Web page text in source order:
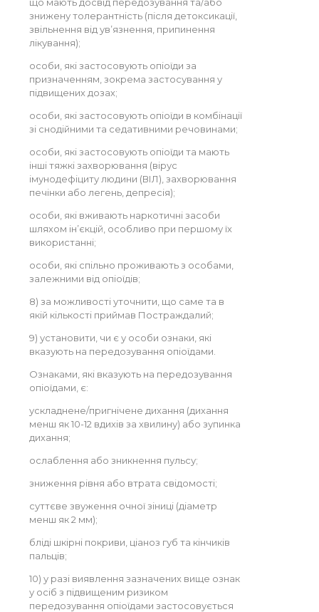
знижену толерантність (після детоксикації,
звільнення від ув’язнення, припинення
лікування);
особи, які застосовують опіоїди за
призначенням, зокрема застосування у
підвищених дозах;
особи, які застосовують опіоїди в комбінації
зі снодійними та седативними речовинами;
особи, які застосовують опіоїди та мають
інші тяжкі захворювання (вірус
імунодефіциту людини (ВІЛ), захворювання
печінки або легень, депресія);
особи, які вживають наркотичні засоби
шляхом ін’єкцій, особливо при першому їх
використанні;
особи, які спільно проживають з особами,
залежними від опіоїдів;
8) за можливості уточнити, що саме та в
якій кількості приймав Постраждалий;
9) установити, чи є у особи ознаки, які
вказують на передозування опіоїдами.
Ознаками, які вказують на передозування
опіоїдами, є:
ускладнене/пригнічене дихання (дихання
менш як 10-12 вдихів за хвилину) або зупинка
дихання;
ослаблення або зникнення пульсу;
зниження рівня або втрата свідомості;
суттєве звуження очної зіниці (діаметр
менш як 2 мм);
бліді шкірні покриви, ціаноз губ та кінчиків
пальців;
10) у разі виявлення зазначених вище ознак
у осіб з підвищеним ризиком
передозування опіоїдами застосовується